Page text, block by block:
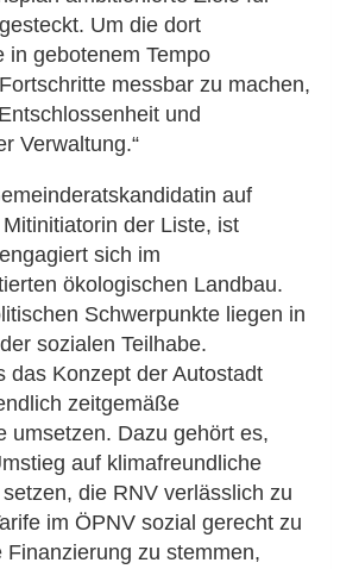
Um die dort
in gebotenem Tempo
messbar zu machen,
und
Verwaltung.“
auf
der Liste, ist
sich im
ökologischen Landbau.
Schwerpunkte liegen in
sozialen Teilhabe.
das Konzept der Autostadt
zeitgemäße
umsetzen. Dazu gehört es,
auf klimafreundliche
die RNV verlässlich zu
im ÖPNV sozial gerecht zu
zu stemmen,